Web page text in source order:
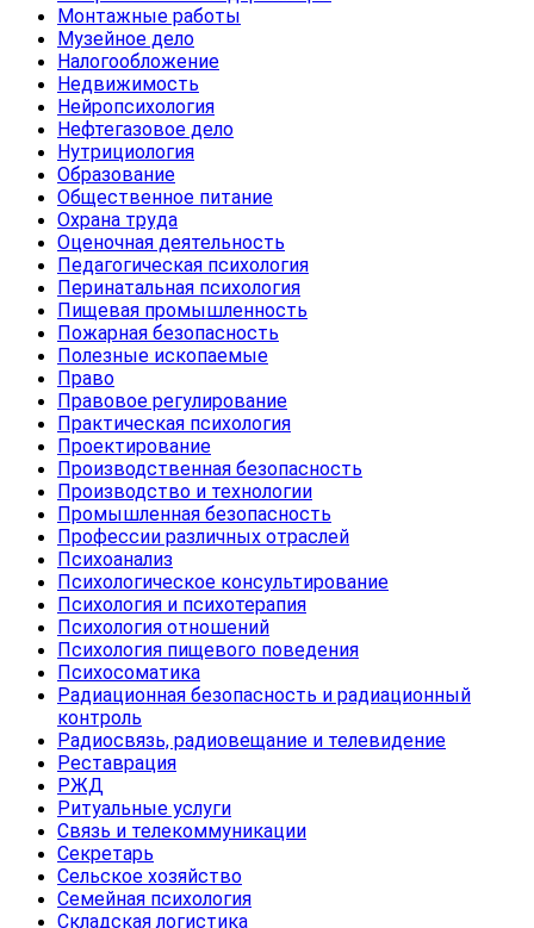
Монтажные работы
Музейное дело
Налогообложение
Недвижимость
Нейропсихология
Нефтегазовое дело
Нутрициология
Образование
Общественное питание
Охрана труда
Оценочная деятельность
Педагогическая психология
Перинатальная психология
Пищевая промышленность
Пожарная безопасность
Полезные ископаемые
Право
Правовое регулирование
Практическая психология
Проектирование
Производственная безопасность
Производство и технологии
Промышленная безопасность
Профессии различных отраслей
Психоанализ
Психологическое консультирование
Психология и психотерапия
Психология отношений
Психология пищевого поведения
Психосоматика
Радиационная безопасность и радиационный
контроль
Радиосвязь, радиовещание и телевидение
Реставрация
РЖД
Ритуальные услуги
Связь и телекоммуникации
Секретарь
Сельское хозяйство
Семейная психология
Складская логистика